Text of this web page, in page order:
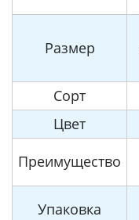
Размер
Сорт
Цвет
Преимущество
Упаковка